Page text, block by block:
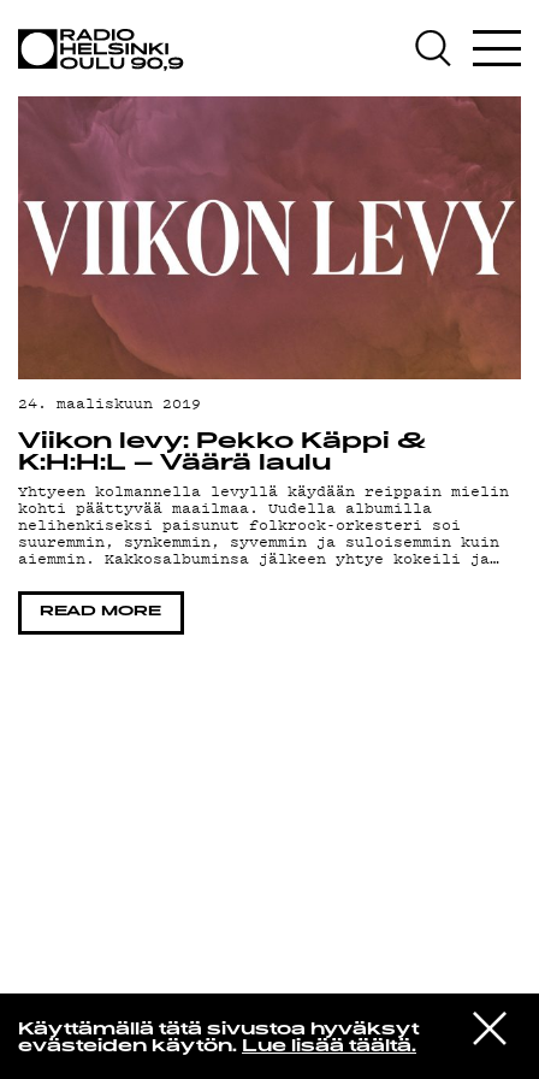
Käyttämällä tätä sivustoa hyväksyt
evästeiden käytön. Lue lisää täältä.
VIESTI
STUDIOON
The Cure
Lullaby
AJANKOHTAISTA
OHJELMAT
TEKIJÄT
ON-DEMAND
PODCAST
MAINOSTA
YHTEYSTIEDOT
G LIVELAB
YSTÄVÄKLUBI
TIETOSUOJA
KIRJAUDU SISÄÄN
24. maaliskuun 2019
Viikon levy: Pekko Käppi &
K:H:H:L – Väärä laulu
Yhtyeen kolmannella levyllä käydään reippain mielin
kohti päättyvää maailmaa. Uudella albumilla
nelihenkiseksi paisunut folkrock-orkesteri soi
suuremmin, synkemmin, syvemmin ja suloisemmin kuin
aiemmin. Kakkosalbuminsa jälkeen yhtye kokeili ja…
READ MORE